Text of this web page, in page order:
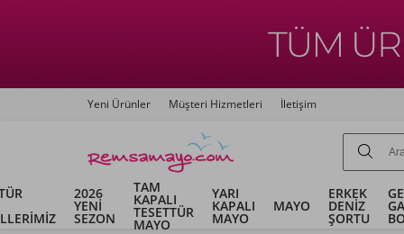
Yeni Ürünler Müşteri Hizmetleri İletişim
2026
YENİ
SEZON
TAM
KAPALI
TESETTÜR
MAYO
YARI
KAPALI
MAYO
MAYO
ERKEK
DENİZ
ŞORTU